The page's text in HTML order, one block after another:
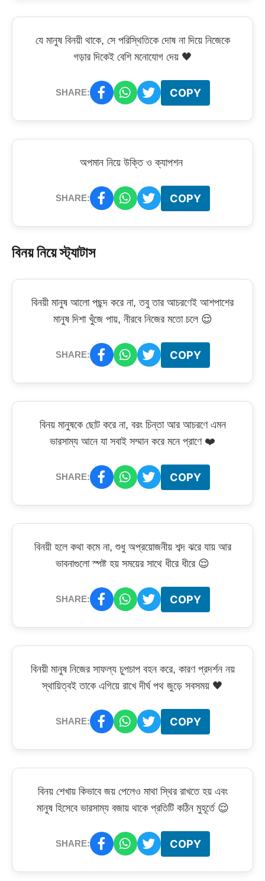
যে মানুষ বিনয়ী থাকে, সে পরিস্থিতিকে দোষ না দিয়ে নিজেকে
গড়ার দিকেই বেশি মনোযোগ দেয় 🖤
SHARE: COPY
অপমান নিয়ে উক্তি ও ক্যাপশন
SHARE: COPY
বিনয় নিয়ে স্ট্যাটাস
বিনয়ী মানুষ আলো পছন্দ করে না, তবু তার আচরণেই আশপাশের
মানুষ দিশা খুঁজে পায়, নীরবে নিজের মতো চলে 😌
SHARE: COPY
বিনয় মানুষকে ছোট করে না, বরং চিন্তা আর আচরণে এমন
ভারসাম্য আনে যা সবাই সম্মান করে মনে প্রাণে ❤️
SHARE: COPY
বিনয়ী হলে কথা কমে না, শুধু অপ্রয়োজনীয় শব্দ ঝরে যায় আর
ভাবনাগুলো স্পষ্ট হয় সময়ের সাথে ধীরে ধীরে 😌
SHARE: COPY
বিনয়ী মানুষ নিজের সাফল্য চুপচাপ বহন করে, কারণ প্রদর্শন নয়
স্থায়িত্বই তাকে এগিয়ে রাখে দীর্ঘ পথ জুড়ে সবসময় 🖤
SHARE: COPY
বিনয় শেখায় কিভাবে জয় পেলেও মাথা স্থির রাখতে হয় এবং
মানুষ হিসেবে ভারসাম্য বজায় থাকে প্রতিটি কঠিন মুহূর্তে 😌
SHARE: COPY